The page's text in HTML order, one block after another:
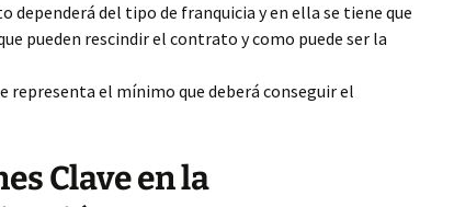
dependerá del tipo de franquicia y en ella se tiene que
pueden rescindir el contrato y como puede ser la
representa el mínimo que deberá conseguir el
Clave en la